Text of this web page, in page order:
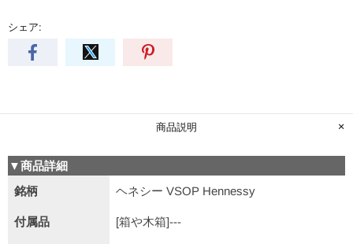
シェア:
商品説明
▼商品詳細
銘柄
ヘネシー VSOP Hennessy
付属品 [箱や木箱]---